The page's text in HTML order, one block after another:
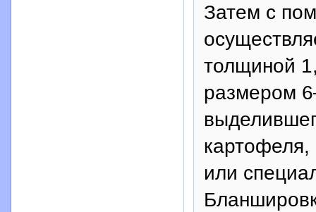
Затем с
толщиной
размером
картофеля,
или